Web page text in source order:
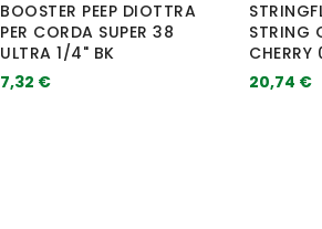
BOOSTER PEEP DIOTTRA
PER CORDA SUPER 38
ULTRA 1/4" BK
7,32 €
STRING
CHERRY
20,74 €